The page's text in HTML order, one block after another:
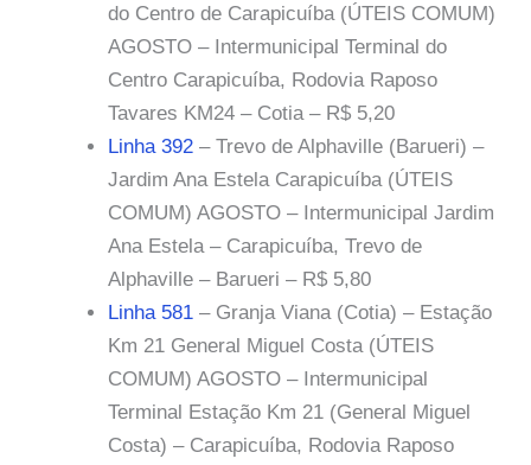
do Centro de Carapicuíba (ÚTEIS COMUM)
AGOSTO – Intermunicipal Terminal do
Centro Carapicuíba, Rodovia Raposo
Tavares KM24 – Cotia – R$ 5,20
Linha 392 – Trevo de Alphaville (Barueri) –
Jardim Ana Estela Carapicuíba (ÚTEIS
COMUM) AGOSTO – Intermunicipal Jardim
Ana Estela – Carapicuíba, Trevo de
Alphaville – Barueri – R$ 5,80
Linha 581 – Granja Viana (Cotia) – Estação
Km 21 General Miguel Costa (ÚTEIS
COMUM) AGOSTO – Intermunicipal
Terminal Estação Km 21 (General Miguel
Costa) – Carapicuíba, Rodovia Raposo